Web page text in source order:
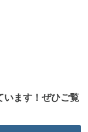
います！ぜひご覧